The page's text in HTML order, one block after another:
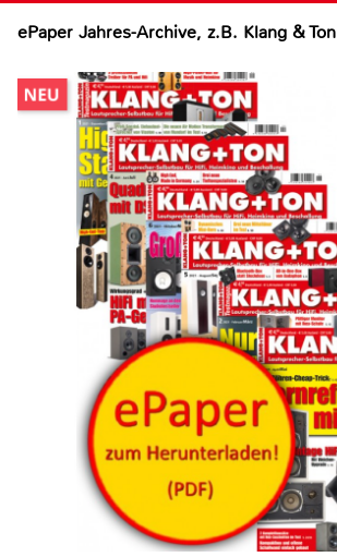
ePaper Jahres-Archive, z.B. Klang & Ton